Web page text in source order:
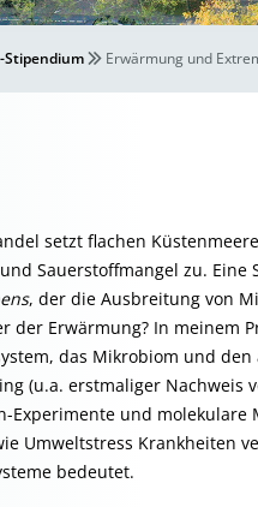
Stipendium Erwärmung und
setzt flachen
Sauerstoffmangel zu. Eine
, der die Ausbreitung von
der Erwärmung? In meinem
das Mikrobiom und
(u.a. erstmaliger Nachweis
Experimente und molekulare
Umweltstress Krankheiten
bedeutet.